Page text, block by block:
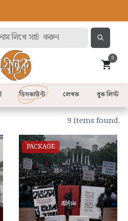
0
লেখক
ডিসকাউন্ট বুক লিস্ট
9 items found.
PACKAGE